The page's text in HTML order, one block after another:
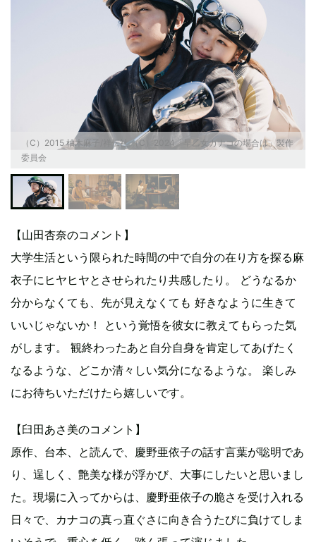
（C）2015 柚木麻子/祥伝社 （C）2024「早乙女カナコの場合は」製作
委員会
【山田杏奈のコメント】
大学生活という限られた時間の中で自分の在り方を探る麻
衣子にヒヤヒヤとさせられたり共感したり。 どうなるか
分からなくても、先が見えなくても 好きなように生きて
いいじゃないか！ という覚悟を彼女に教えてもらった気
がします。 観終わったあと自分自身を肯定してあげたく
なるような、どこか清々しい気分になるような。 楽しみ
にお待ちいただけたら嬉しいです。
【臼田あさ美のコメント】
原作、台本、と読んで、慶野亜依子の話す言葉が聡明であ
り、逞しく、艶美な様が浮かび、大事にしたいと思いまし
た。現場に入ってからは、慶野亜依子の脆さを受け入れる
日々で、カナコの真っ直ぐさに向き合うたびに負けてしま